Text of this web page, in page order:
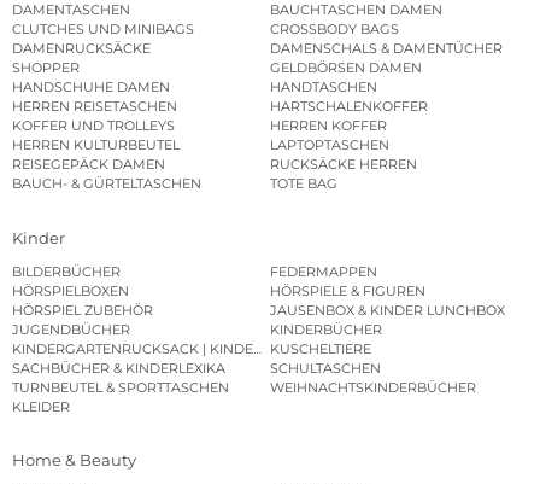
DAMENTASCHEN
BAUCHTASCHEN DAMEN
CLUTCHES UND MINIBAGS
CROSSBODY BAGS
DAMENRUCKSÄCKE
DAMENSCHALS & DAMENTÜCHER
SHOPPER
GELDBÖRSEN DAMEN
HANDSCHUHE DAMEN
HANDTASCHEN
HERREN REISETASCHEN
HARTSCHALENKOFFER
KOFFER UND TROLLEYS
HERREN KOFFER
HERREN KULTURBEUTEL
LAPTOPTASCHEN
REISEGEPÄCK DAMEN
RUCKSÄCKE HERREN
BAUCH- & GÜRTELTASCHEN
TOTE BAG
Kinder
BILDERBÜCHER
FEDERMAPPEN
HÖRSPIELBOXEN
HÖRSPIELE & FIGUREN
HÖRSPIEL ZUBEHÖR
JAUSENBOX & KINDER LUNCHBOX
JUGENDBÜCHER
KINDERBÜCHER
KINDERGARTENRUCKSACK | KINDERGARTENBEUTEL
KUSCHELTIERE
SACHBÜCHER & KINDERLEXIKA
SCHULTASCHEN
TURNBEUTEL & SPORTTASCHEN
WEIHNACHTSKINDERBÜCHER
KLEIDER
Home & Beauty